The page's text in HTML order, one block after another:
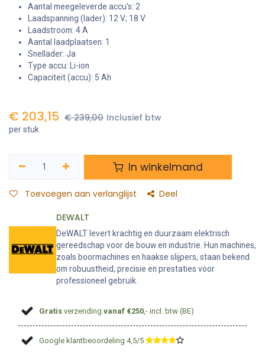
Aantal meegeleverde accu's: 2
Laadspanning (lader): 12 V; 18 V
Laadstroom: 4 A
Aantal laadplaatsen: 1
Snellader: Ja
Type accu: Li-ion
Capaciteit (accu): 5 Ah
€ 203,15 €239,00 Inclusief btw
per stuk
In winkelmand
Toevoegen aan verlanglijst Deel
DEWALT
DeWALT levert krachtig en duurzaam elektrisch
gereedschap voor de bouw en industrie. Hun machines,
zoals boormachines en haakse slijpers, staan bekend
om robuustheid, precisie en prestaties voor
professioneel gebruik.
Gratis verzendingvanaf €250 ,- incl. btw (BE)
Google klantbeoordeling 4,5/5 ​